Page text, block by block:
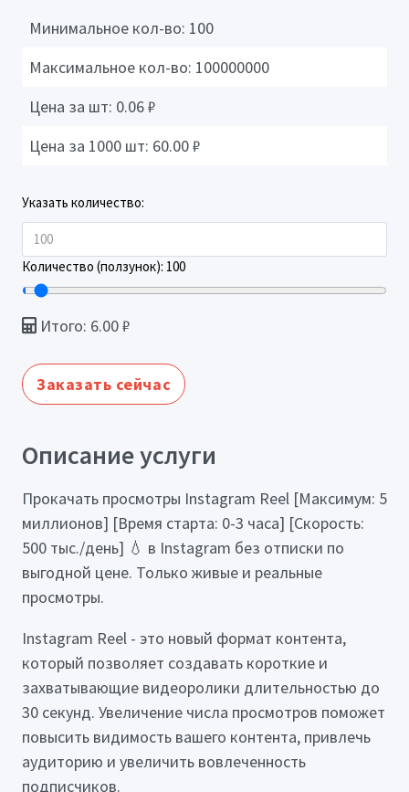
Минимальное кол-во: 100
Максимальное кол-во: 100000000
Цена за шт: 0.06₽
Цена за 1000 шт: 60.00₽
Указать количество:
Количество (ползунок): 100
Итого: 6.00₽
Заказать сейчас
Описание услуги
Прокачать просмотры Instagram Reel [Максимум: 5
миллионов] [Время старта: 0-3 часа] [Скорость:
500 тыс./день] 💧 в Instagram без отписки по
выгодной цене. Только живые и реальные
просмотры.
Instagram Reel - это новый формат контента,
который позволяет создавать короткие и
захватывающие видеоролики длительностью до
30 секунд. Увеличение числа просмотров поможет
повысить видимость вашего контента, привлечь
аудиторию и увеличить вовлеченность
подписчиков.